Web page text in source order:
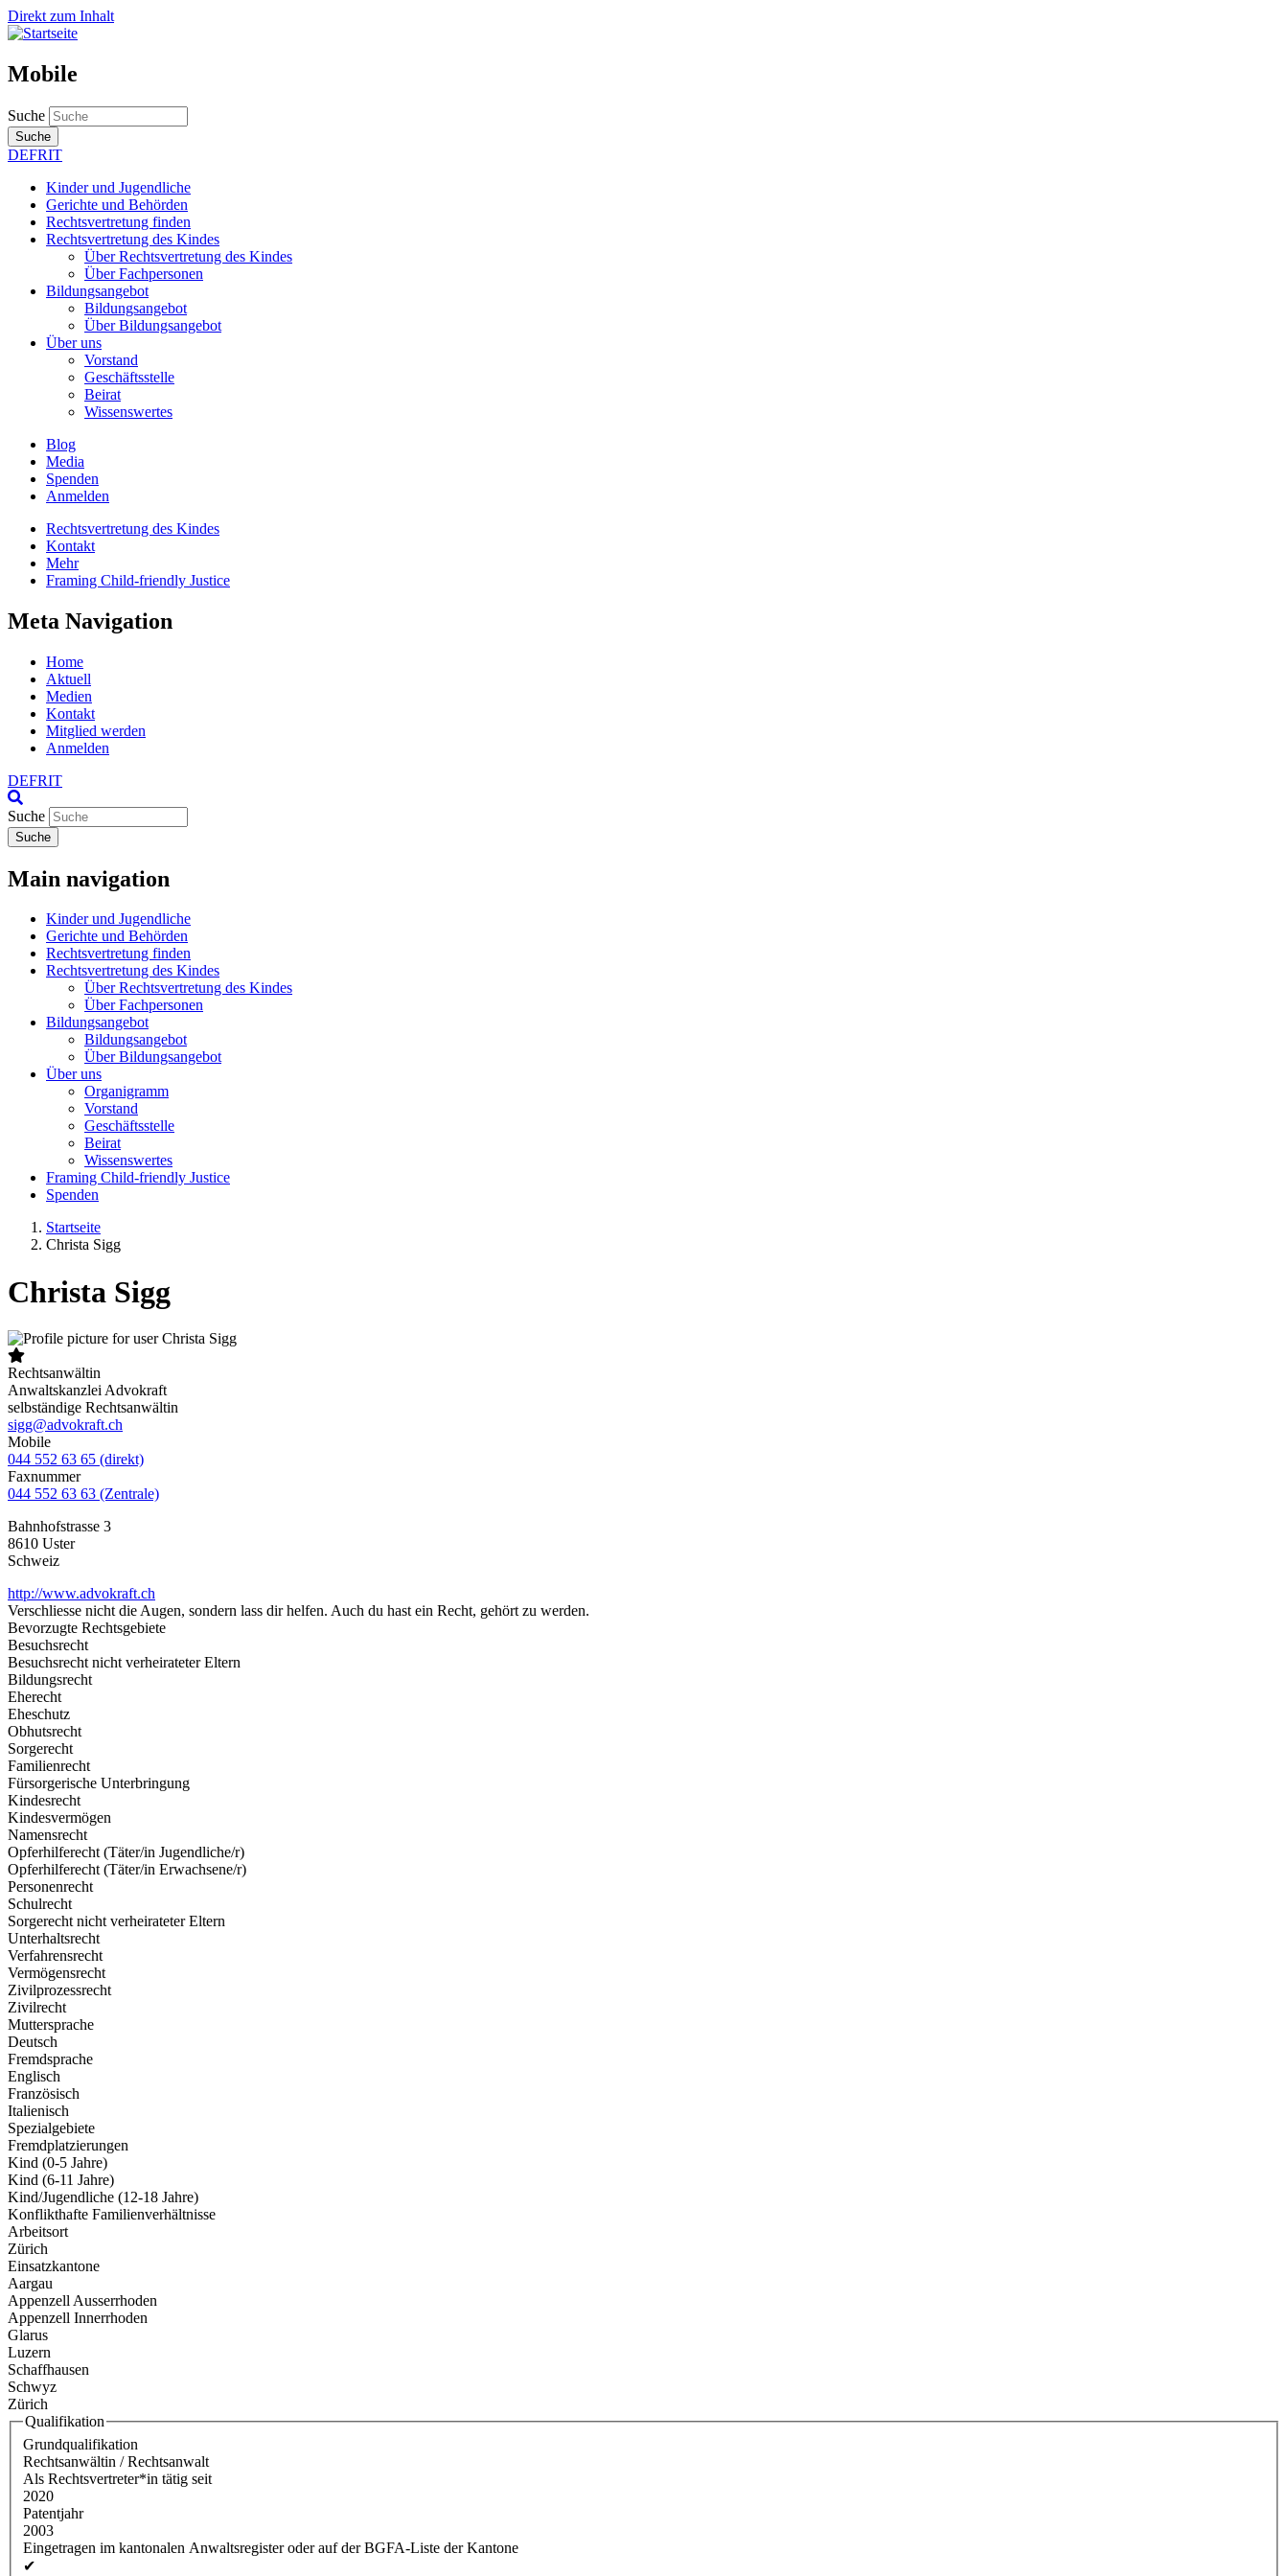
Direkt zum Inhalt
Mobile
Suche
Suche
DEFRIT
Kinder und Jugendliche
Gerichte und Behörden
Rechtsvertretung finden
Rechtsvertretung des Kindes
Über Rechtsvertretung des Kindes
Über Fachpersonen
Bildungsangebot
Bildungsangebot
Über Bildungsangebot
Über uns
Vorstand
Geschäftsstelle
Beirat
Wissenswertes
Blog
Media
Spenden
Anmelden
Rechtsvertretung des Kindes
Kontakt
Mehr
Framing Child-friendly Justice
Meta Navigation
Home
Aktuell
Medien
Kontakt
Mitglied werden
Anmelden
DEFRIT
Suche
Suche
Main navigation
Kinder und Jugendliche
Gerichte und Behörden
Rechtsvertretung finden
Rechtsvertretung des Kindes
Über Rechtsvertretung des Kindes
Über Fachpersonen
Bildungsangebot
Bildungsangebot
Über Bildungsangebot
Über uns
Organigramm
Vorstand
Geschäftsstelle
Beirat
Wissenswertes
Framing Child-friendly Justice
Spenden
Startseite
Christa Sigg
Christa Sigg
Rechtsanwältin
Anwaltskanzlei Advokraft
selbständige Rechtsanwältin
sigg@advokraft.ch
Mobile
044 552 63 65 (direkt)
Faxnummer
044 552 63 63 (Zentrale)
Bahnhofstrasse 3
8610 Uster
Schweiz
http://www.advokraft.ch
Verschliesse nicht die Augen, sondern lass dir helfen. Auch du hast ein Recht, gehört zu werden.
Bevorzugte Rechtsgebiete
Besuchsrecht
Besuchsrecht nicht verheirateter Eltern
Bildungsrecht
Eherecht
Eheschutz
Obhutsrecht
Sorgerecht
Familienrecht
Fürsorgerische Unterbringung
Kindesrecht
Kindesvermögen
Namensrecht
Opferhilferecht (Täter/in Jugendliche/r)
Opferhilferecht (Täter/in Erwachsene/r)
Personenrecht
Schulrecht
Sorgerecht nicht verheirateter Eltern
Unterhaltsrecht
Verfahrensrecht
Vermögensrecht
Zivilprozessrecht
Zivilrecht
Muttersprache
Deutsch
Fremdsprache
Englisch
Französisch
Italienisch
Spezialgebiete
Fremdplatzierungen
Kind (0-5 Jahre)
Kind (6-11 Jahre)
Kind/Jugendliche (12-18 Jahre)
Konflikthafte Familienverhältnisse
Arbeitsort
Zürich
Einsatzkantone
Aargau
Appenzell Ausserrhoden
Appenzell Innerrhoden
Glarus
Luzern
Schaffhausen
Schwyz
Zürich
Qualifikation
Grundqualifikation
Rechtsanwältin / Rechtsanwalt
Als Rechtsvertreter*in tätig seit
2020
Patentjahr
2003
Eingetragen im kantonalen Anwaltsregister oder auf der BGFA-Liste der Kantone
✔